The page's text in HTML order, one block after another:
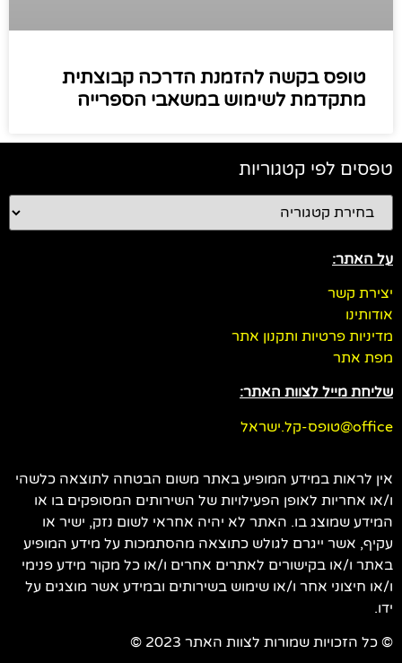
טופס בקשה להזמנת הדרכה קבוצתית
מתקדמת לשימוש במשאבי הספרייה
טפסים לפי קטגוריות
על האתר:
יצירת קשר
אודותינו
מדיניות פרטיות ותקנון אתר
מפת אתר
שליחת מייל לצוות האתר:
office@טופס-קל.ישראל
אין לראות במידע המופיע באתר משום הבטחה לתוצאה כלשהי
ו/או אחריות לאופן הפעילויות של השירותים המסופקים בו או
המידע שמוצג בו. האתר לא יהיה אחראי לשום נזק, ישיר או
עקיף, אשר ייגרם לגולש כתוצאה מהסתמכות על מידע המופיע
באתר ו/או בקישורים לאתרים אחרים ו/או כל מקור מידע פנימי
ו/או חיצוני אחר ו/או שימוש בשירותים ובמידע אשר מוצגים על
ידו.
© כל הזכויות שמורות לצוות האתר 2023 ©